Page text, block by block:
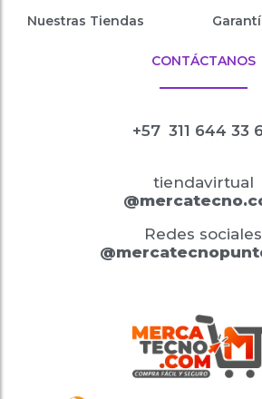
Nuestras Tiendas
CONTÁCTANOS
+57 311 644 33
tiendavirtual
Redes sociales